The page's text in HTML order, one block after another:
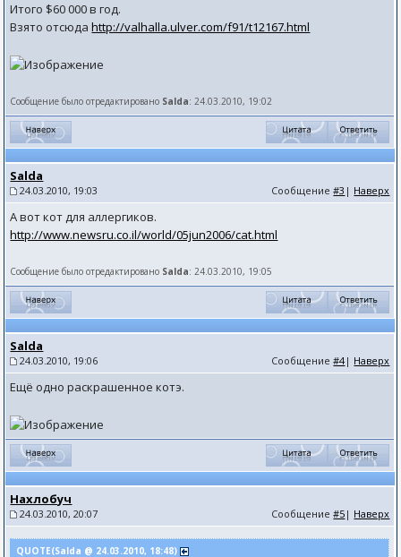
Итого $60 000 в год.
Взято отсюдаhttp://valhalla.ulver.com/f91/t12167.html
Сообщение было отредактировано Salda: 24.03.2010, 19:02
Salda
24.03.2010, 19:03 Сообщение#3 | Наверх
А вот кот для аллергиков.
http://www.newsru.co.il/world/05jun2006/cat.html
Сообщение было отредактировано Salda: 24.03.2010, 19:05
Salda
24.03.2010, 19:06 Сообщение#4| Наверх
Ещё одно раскрашенное котэ.
Нахлобуч
24.03.2010, 20:07 Сообщение#5 | Наверх
QUOTE(Salda @ 24.03.2010, 18:48)